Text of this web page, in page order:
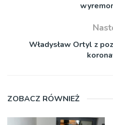
Władysław Ortyl z
ZOBACZ RÓWNIEŻ